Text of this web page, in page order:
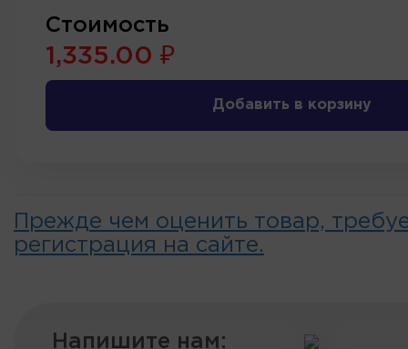
Стоимость
1,335.00 ₽
Добавить в корзину
Прежде чем оценить товар,
регистрация на сайте.
Напишите нам: